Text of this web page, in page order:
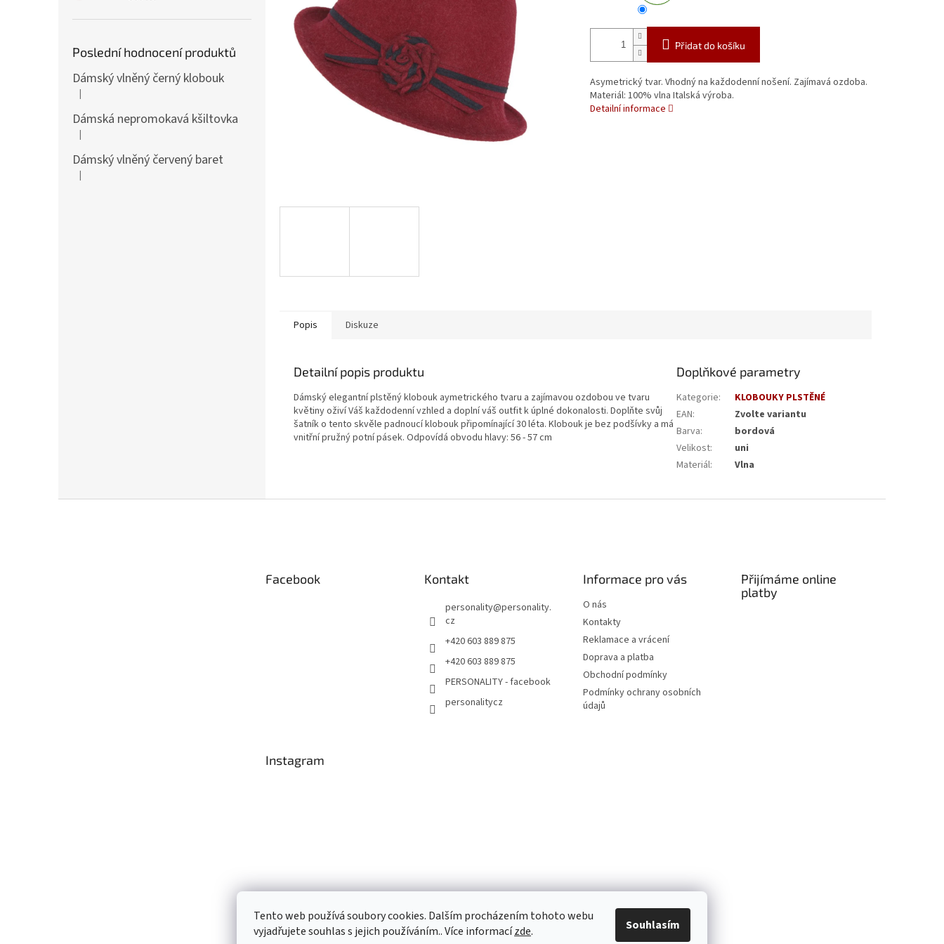
Tento web používá soubory cookies. Dalším procházením tohoto webu
vyjadřujete souhlas s jejich používáním.. Více informacízde. Souhlasím
Poslední hodnocení produktů
Dámský vlněný černý klobouk
Hodnocení produktu je 5 z 5 hvězdiček.
|
Dámská nepromokavá kšiltovka
Hodnocení produktu je 5 z 5 hvězdiček.
|
Dámský vlněný červený baret
Hodnocení produktu je 5 z 5 hvězdiček.
|
Přidat do košíku
Asymetrický tvar. Vhodný na každodenní nošení. Zajímavá ozdoba.
Materiál: 100% vlna Italská výroba.
Detailní informace
Popis Diskuze
Detailní popis produktu
Dámský elegantní plstěný klobouk aymetrického tvaru a zajímavou ozdobou ve tvaru
květiny oživí Váš každodenní vzhled a doplní váš outfit k úplné dokonalosti. Doplňte svůj
šatník o tento skvěle padnoucí klobouk připomínající 30 léta. Klobouk je bez podšívky a má
vnitřní pružný potní pásek. Odpovídá obvodu hlavy: 56 - 57 cm
Doplňkové parametry
Kategorie:
KLOBOUKY PLSTĚNÉ
EAN:
Zvolte variantu
Barva:
bordová
Velikost:
uni
Materiál: Vlna
Facebook Kontakt
personality@personality.
cz
+420 603 889 875
+420 603 889 875
PERSONALITY - facebook
personalitycz
Informace pro vás
O nás
Kontakty
Reklamace a vrácení
Doprava a platba
Obchodní podmínky
Podmínky ochrany osobních
údajů
Přijímáme online
platby
Instagram
Sledovat na Instagramu